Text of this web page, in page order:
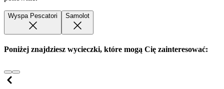
Wyspa Pescatori Samolot
Poniżej znajdziesz wycieczki, które mogą Cię zainteresować: